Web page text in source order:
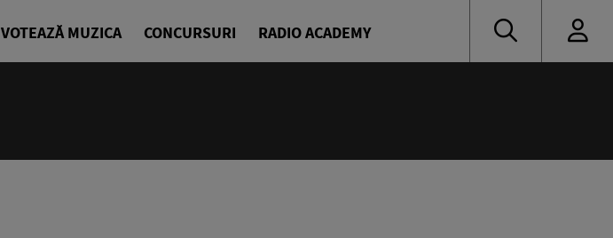
VOTEAZĂ MUZICA CONCURSURI RADIO ACADEMY